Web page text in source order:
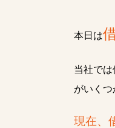
本日は
当社で
がいくつ
現在、